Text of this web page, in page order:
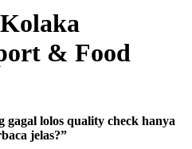
& Food
lolos quality check hanya
jelas?”